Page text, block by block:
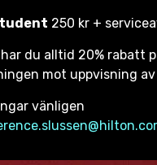
250 kr +
du alltid 20% rabatt
mot uppvisning
vänligen